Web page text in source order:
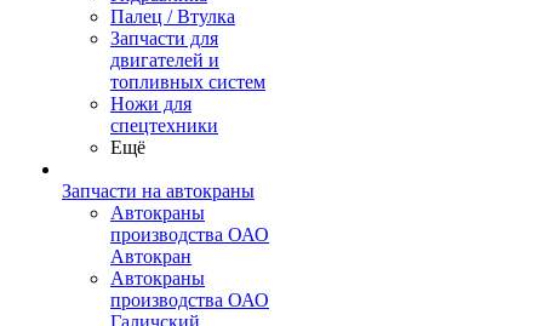
Палец / Втулка
Запчасти для
двигателей и
топливных систем
Ножи для
спецтехники
Ещё
Запчасти на автокраны
Автокраны
производства ОАО
Автокран
Автокраны
производства ОАО
Галичский